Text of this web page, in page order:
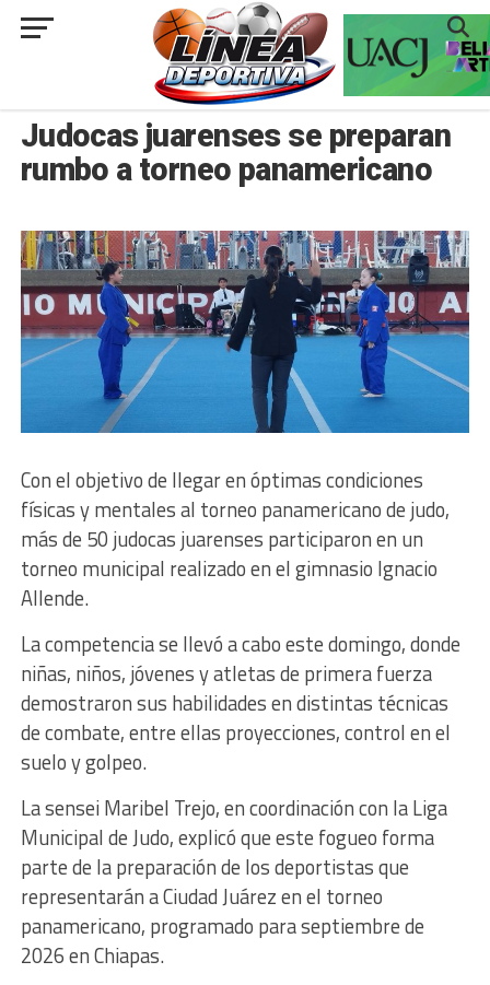
###
Judocas juarenses se preparan
rumbo a torneo panamericano
Con el objetivo de llegar en óptimas condiciones
físicas y mentales al torneo panamericano de judo,
más de 50 judocas juarenses participaron en un
torneo municipal realizado en el gimnasio Ignacio
Allende.
La competencia se llevó a cabo este domingo, donde
niñas, niños, jóvenes y atletas de primera fuerza
demostraron sus habilidades en distintas técnicas
de combate, entre ellas proyecciones, control en el
suelo y golpeo.
La sensei Maribel Trejo, en coordinación con la Liga
Municipal de Judo, explicó que este fogueo forma
parte de la preparación de los deportistas que
representarán a Ciudad Juárez en el torneo
panamericano, programado para septiembre de
2026 en Chiapas.